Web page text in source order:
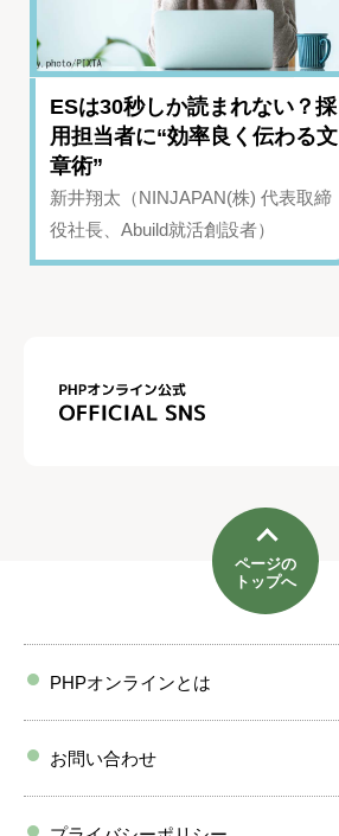
ESは30秒しか読まれない？採
用担当者に“効率良く伝わる文
章術”
新井翔太（NINJAPAN(株) 代表取締
役社長、Abuild就活創設者）
ページの
トップへ
PHPオンラインとは
お問い合わせ